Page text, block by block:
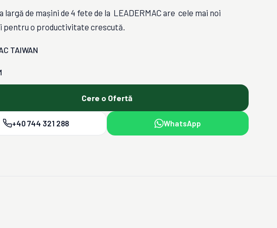
largă de mașini de 4 fete de la LEADERMAC are cele mai noi
pentru o productivitate crescută.
TAIWAN
Cere o Ofertă
+40 744 321 288 WhatsApp